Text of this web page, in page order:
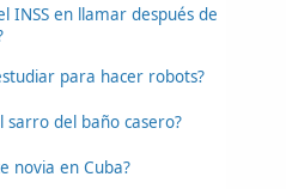
INSS en llamar después de
para hacer robots?
sarro del baño casero?
novia en Cuba?